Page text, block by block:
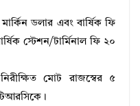
ডলার এবং বার্ষিক ফি
স্টেশন/টার্মিনাল ফি ২০
নিরীক্ষিত মোট রাজস্বের ৫